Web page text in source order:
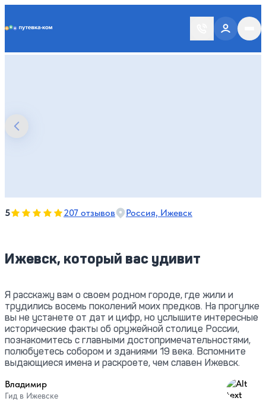
Ижевск, который вас удивит
5Оценка, количество звезд:5
207 отзывов Россия, Ижевск
Я расскажу вам о своем родном городе, где жили и
трудились восемь поколений моих предков. На прогулке
вы не устанете от дат и цифр, но услышите интересные
исторические факты об оружейной столице России,
познакомитесь с главными достопримечательностями,
полюбуетесь собором и зданиями 19 века. Вспомните
выдающиеся имена и раскроете, чем славен Ижевск.
Владимир
Гид в Ижевске
4.87